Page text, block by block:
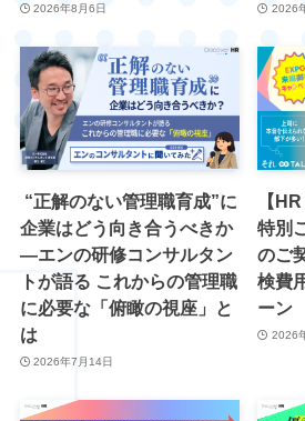
2026年8月6日 2026
“正解のない管理職育成”に
企業はどう向き合うべきか
―エンの研修コンサルタン
トが語る これからの管理職
に必要な「俯瞰の視座」と
は
2026年7月14日
【
特別
のご
検費
ーン
2026